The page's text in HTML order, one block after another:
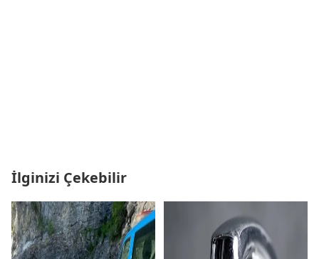
İlginizi Çekebilir